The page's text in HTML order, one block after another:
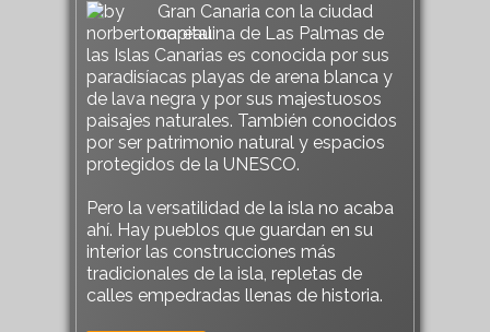
Gran Canaria con la ciudad
capitalina de Las Palmas de
las Islas Canarias es conocida por sus
paradisíacas playas de arena blanca y
de lava negra y por sus majestuosos
paisajes naturales. También conocidos
por ser patrimonio natural y espacios
protegidos de la UNESCO.
Pero la versatilidad de la isla no acaba
ahí. Hay pueblos que guardan en su
interior las construcciones más
tradicionales de la isla, repletas de
calles empedradas llenas de historia.